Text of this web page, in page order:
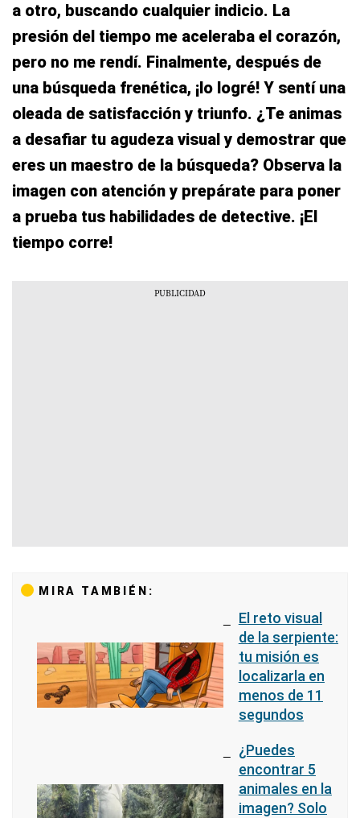
a otro, buscando cualquier indicio. La
presión del tiempo me aceleraba el corazón,
pero no me rendí. Finalmente, después de
una búsqueda frenética, ¡lo logré! Y sentí una
oleada de satisfacción y triunfo. ¿Te animas
a desafiar tu agudeza visual y demostrar que
eres un maestro de la búsqueda? Observa la
imagen con atención y prepárate para poner
a prueba tus habilidades de detective. ¡El
tiempo corre!
MIRA TAMBIÉN:
El reto visual
de la serpiente:
tu misión es
localizarla en
menos de 11
segundos
¿Puedes
encontrar 5
animales en la
imagen? Solo